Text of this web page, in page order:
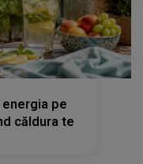
pe
căldura te